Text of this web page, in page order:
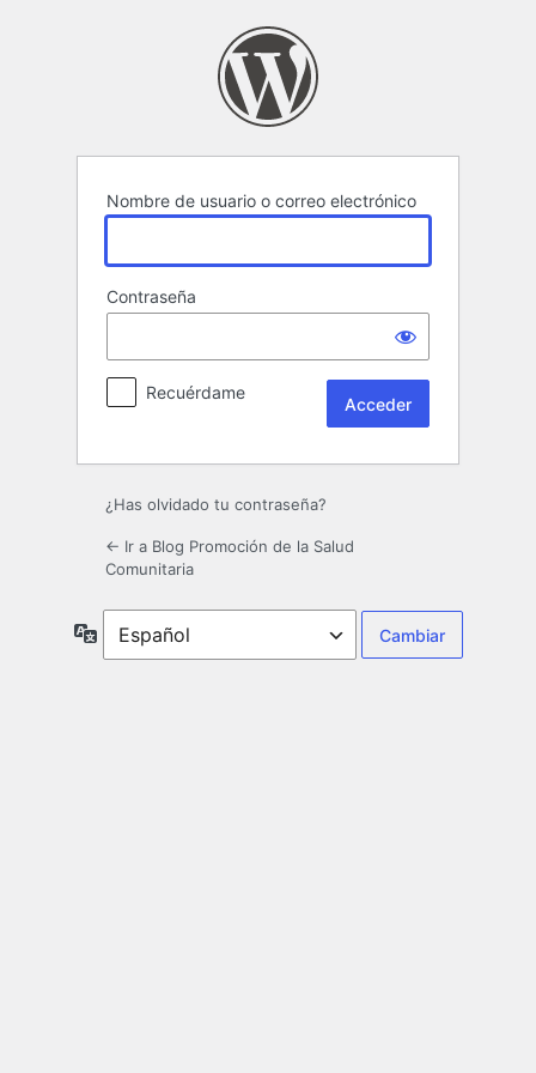
Nombre de usuario o correo electrónico
Contraseña
Recuérdame
¿Has olvidado tu contraseña?
← Ir a Blog Promoción de la Salud
Comunitaria
Idioma